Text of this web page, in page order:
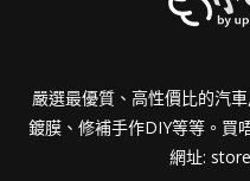
嚴選最優質、高性價比的汽
鍍膜、修補手作DIY等等。買
網址: